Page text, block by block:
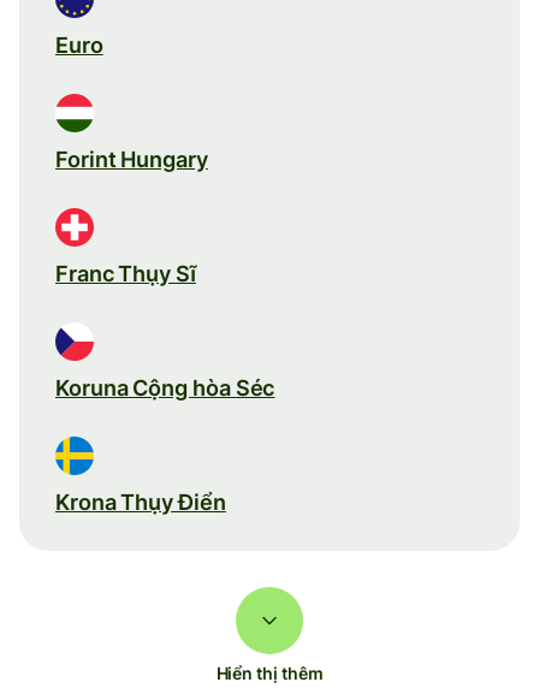
Euro
Forint Hungary
Franc Thụy Sĩ
Koruna Cộng hòa Séc
Krona Thụy Điển
Hiển thị thêm